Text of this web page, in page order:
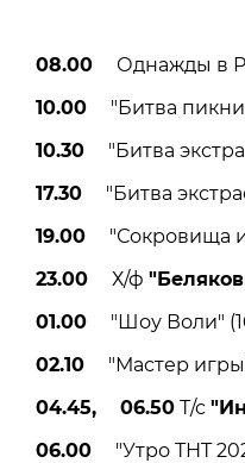
08.00 Однажды в
10.00 "Битва
10.30 "Битва
17.30 "Битва
19.00 "Сокровища
23.00 Х/ф
01.00 "Шоу Воли"
02.10 "Мастер игры"
04.45, 06.50 Т/с
06.00 "Утро ТНТ